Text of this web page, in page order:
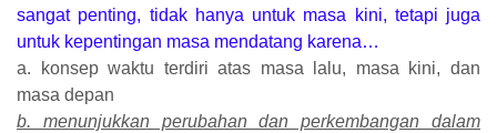
sangat penting, tidak hanya untuk masa kini, tetapi juga
untuk kepentingan masa mendatang karena…
a. konsep waktu terdiri atas masa lalu, masa kini, dan
masa depan
b. menunjukkan perubahan dan perkembangan dalam